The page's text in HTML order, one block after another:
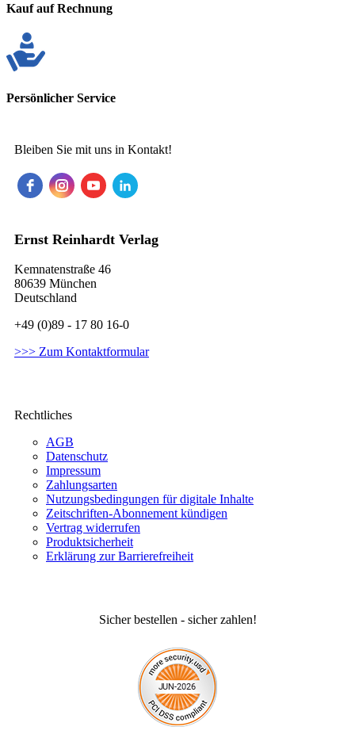
Kauf auf Rechnung
Persönlicher Service
Bleiben Sie mit uns in Kontakt!
Ernst Reinhardt Verlag
Kemnatenstraße 46
80639 München
Deutschland
+49 (0)89 - 17 80 16-0
>>> Zum Kontaktformular
Rechtliches
AGB
Datenschutz
Impressum
Zahlungsarten
Nutzungsbedingungen für digitale Inhalte
Zeitschriften-Abonnement kündigen
Vertrag widerrufen
Produktsicherheit
Erklärung zur Barrierefreiheit
Sicher bestellen - sicher zahlen!